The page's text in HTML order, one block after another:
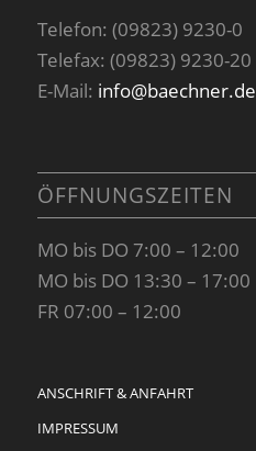
Telefon: (09823) 9230-0
Telefax: (09823) 9230-20
E-Mail: info@baechner.de
ÖFFNUNGSZEITEN
MO bis DO 7:00 – 12:00
MO bis DO 13:30 – 17:00
FR 07:00 – 12:00
ANSCHRIFT & ANFAHRT
IMPRESSUM